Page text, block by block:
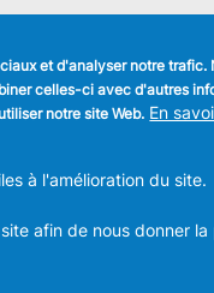
NOUSet d'analyser notre trafic.
celles-ci avec d'autres
notre site Web. En
à l'amélioration du site.
afin de nous donner